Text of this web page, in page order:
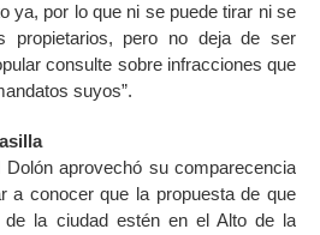
ya, por lo que ni se puede tirar ni se
propietarios, pero no deja de ser
consulte sobre infracciones que
suyos”.
aprovechó su comparecencia
a conocer que la propuesta de que
la ciudad estén en el Alto de la